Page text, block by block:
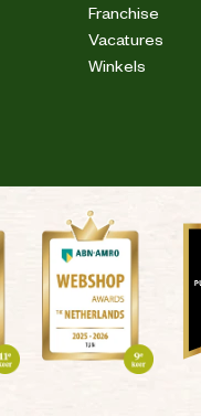
Franchise
Vacatures
Winkels